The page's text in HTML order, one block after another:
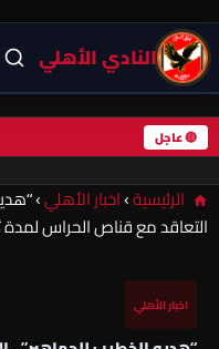
النادي الأهلي
🔴 عاجل
الرئيسية›اخبار الأهلي›
التعاقد مع قناص الحراس
اخبار الأهلي